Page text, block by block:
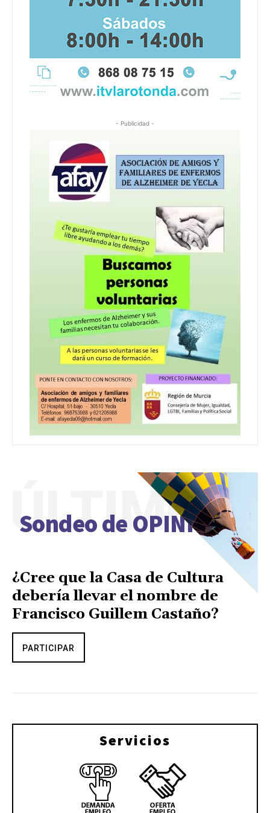
- Publicidad -
Sondeo de OPINIÓN
ÚLTIMO
¿Cree que la Casa de Cultura
debería llevar el nombre de
Francisco Guillem Castaño?
PARTICIPAR
Servicios